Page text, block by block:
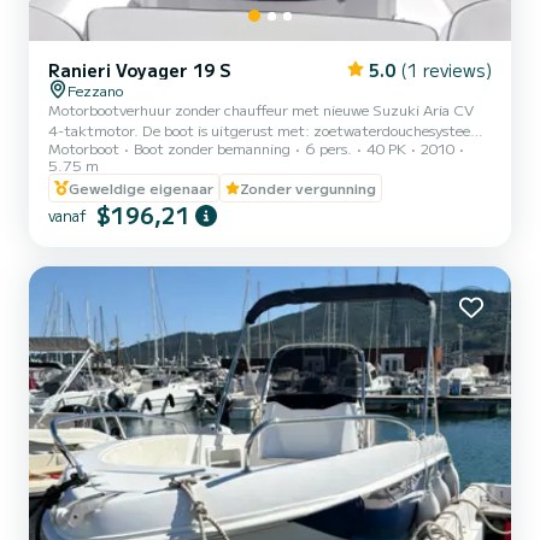
Ranieri Voyager 19 S 5.0 (1 reviews)
Fezzano
Motorbootverhuur zonder chauffeur met nieuwe Suzuki Aria CV
4-taktmotor. De boot is uitgerust met: zoetwaterdouchesysteem,
luifel, Bluetooth-stereo, uitrusting binnen 3 mijl, zwemtrap.
Perfecte boot om een aangename dag door te brengen met
vrienden of familie op een van de meest suggestieve locaties in
Ligurië.
Motorboot Boot zonder bemanning 6 pers. 40 PK
2010
5.75 m
Geweldige eigenaar
Zonder vergunning
vanaf $196,21